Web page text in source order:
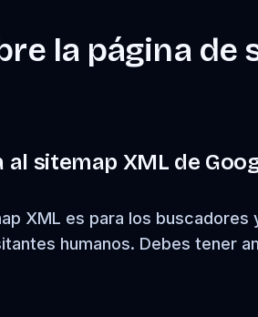
la página de
sitemap XML de
XML es para los buscadores
humanos. Debes tener